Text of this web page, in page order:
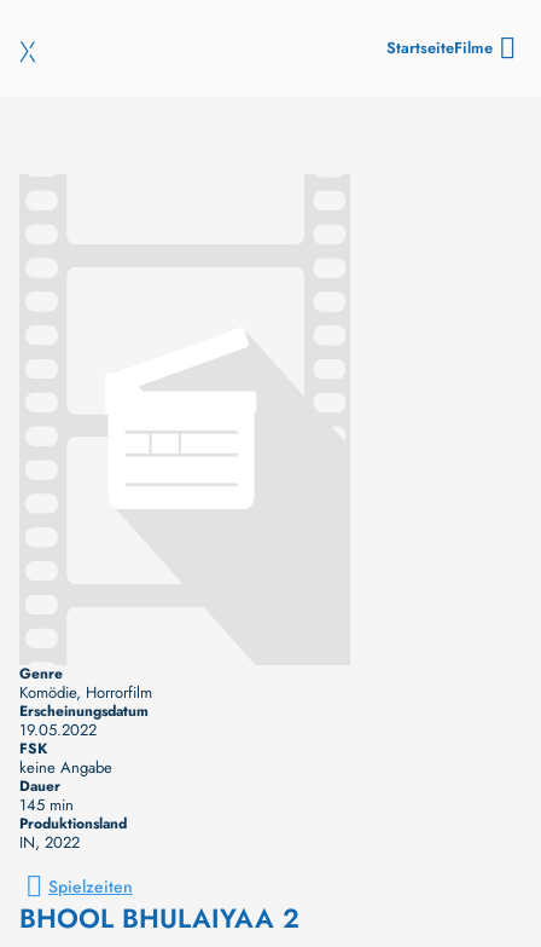
StartseiteFilme
Genre
Komödie, Horrorfilm
Erscheinungsdatum
19.05.2022
FSK
keine Angabe
Dauer
145 min
Produktionsland
IN, 2022
Spielzeiten
BHOOL BHULAIYAA 2